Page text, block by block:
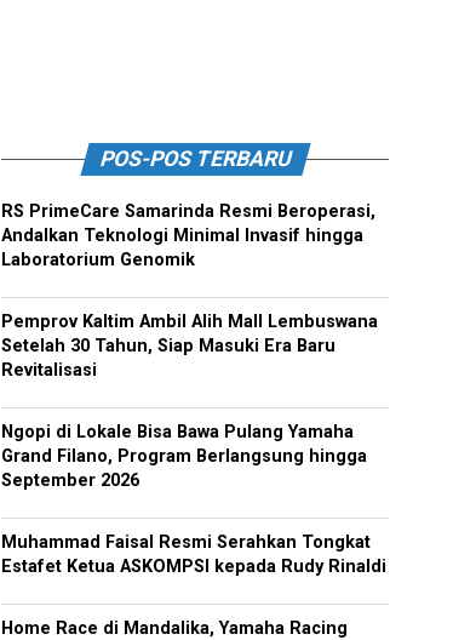
POS-POS TERBARU
RS PrimeCare Samarinda Resmi Beroperasi,
Andalkan Teknologi Minimal Invasif hingga
Laboratorium Genomik
Pemprov Kaltim Ambil Alih Mall Lembuswana
Setelah 30 Tahun, Siap Masuki Era Baru
Revitalisasi
Ngopi di Lokale Bisa Bawa Pulang Yamaha
Grand Filano, Program Berlangsung hingga
September 2026
Muhammad Faisal Resmi Serahkan Tongkat
Estafet Ketua ASKOMPSI kepada Rudy Rinaldi
Home Race di Mandalika, Yamaha Racing